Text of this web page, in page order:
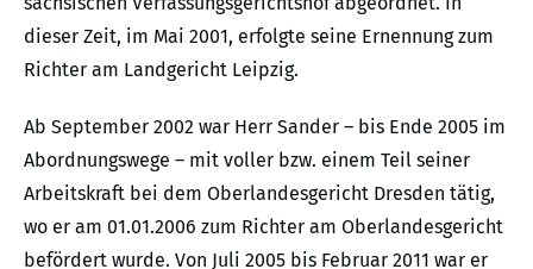
dieser Zeit, im Mai 2001, erfolgte seine Ernennung zum
Richter am Landgericht Leipzig.
Ab September 2002 war Herr Sander – bis Ende 2005 im
Abordnungswege – mit voller bzw. einem Teil seiner
Arbeitskraft bei dem Oberlandesgericht Dresden tätig,
wo er am 01.01.2006 zum Richter am Oberlandesgericht
befördert wurde. Von Juli 2005 bis Februar 2011 war er